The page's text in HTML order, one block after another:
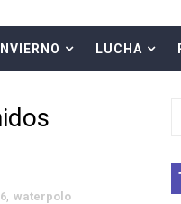
INVIERNO LUCHA
, waterpolo